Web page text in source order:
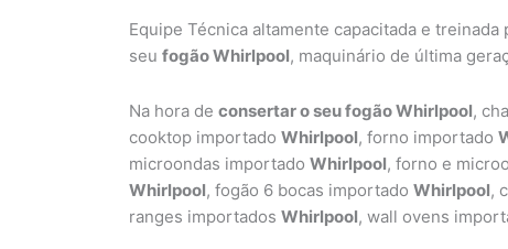
Equipe Técnica altamente capacitada e
seu fogão Whirlpool, maquinário de última
Na hora de consertar o seu fogão Whirlpool,
cooktop importado Whirlpool, forno importado
microondas importado Whirlpool, forno e
Whirlpool, fogão 6 bocas importado Whirlpool,
ranges importados Whirlpool, wall ovens